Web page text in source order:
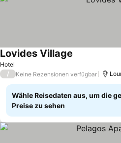
Hotel
Lovides Village
/ Keine Rezensionen verfügbar
Wähle Reisedaten aus, um die
Preise zu sehen